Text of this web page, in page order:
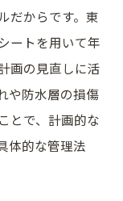
だからです。東
ートを用いて年
画の見直しに活
や防水層の損傷
とで、計画的な
体的な管理法